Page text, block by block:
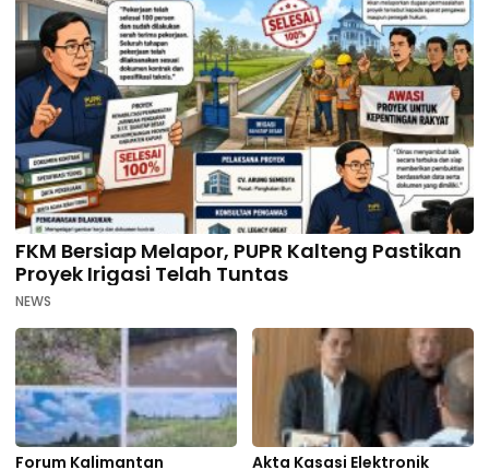
FKM Bersiap Melapor, PUPR Kalteng Pastikan
Proyek Irigasi Telah Tuntas
NEWS
Forum Kalimantan Akta Kasasi Elektronik